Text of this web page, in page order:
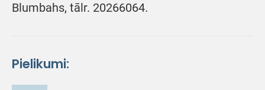
Blumbahs, tālr. 20266064.
Pielikumi: